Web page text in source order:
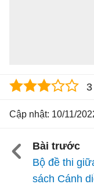
3
Cập nhật: 10/11/
Bài trước
Bộ đề thi
sách Cánh